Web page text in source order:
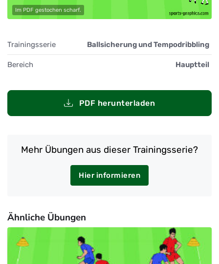
Im PDF gestochen scharf.
Trainingsserie Ballsicherung und Tempodribbling
Bereich Hauptteil
PDF herunterladen
Mehr Übungen aus dieser Trainingsserie?
Hier informieren
Ähnliche Übungen